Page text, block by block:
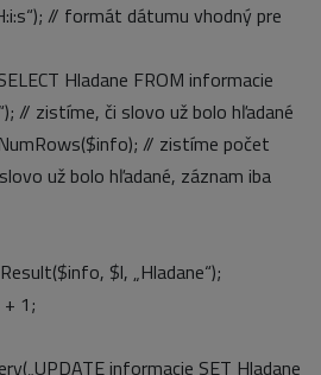
// formát dátumu vhodný pre
Hladane FROM informacie
// zistíme, či slovo už bolo hľadané
// zistíme počet
už bolo hľadané, záznam iba
$l, „Hladane“);
1;
informacie SET Hladane